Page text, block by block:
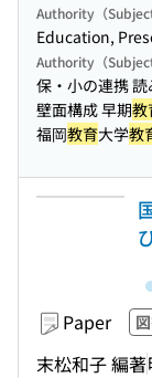
Authority（
Education,
Authority（
保・小の連携
壁面構成 早期教
福岡教育大学教
Paper
末松和子 編著